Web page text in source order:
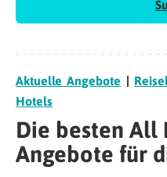
Aktuelle Angebote
Hotels
Die besten All
Angebote für